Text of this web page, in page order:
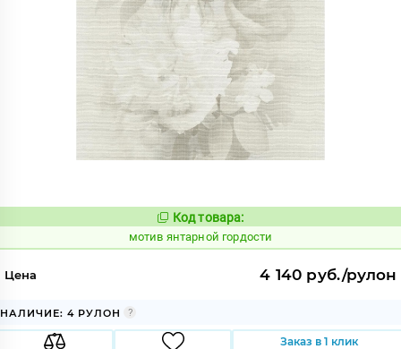
Код:
1046643
Код товара:
мотив янтарной гордости
Цена 4 140 руб./рулон
НАЛИЧИЕ: 4 РУЛОН
Заказ в 1 клик